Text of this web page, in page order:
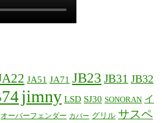
JA51 JA71 JB23 JB31 JB32
jimny LSD SJ30 SONORAN イ
オーバーフェンダー カバー グリル サスペ